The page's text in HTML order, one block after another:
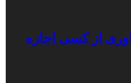
از کسی اجازه